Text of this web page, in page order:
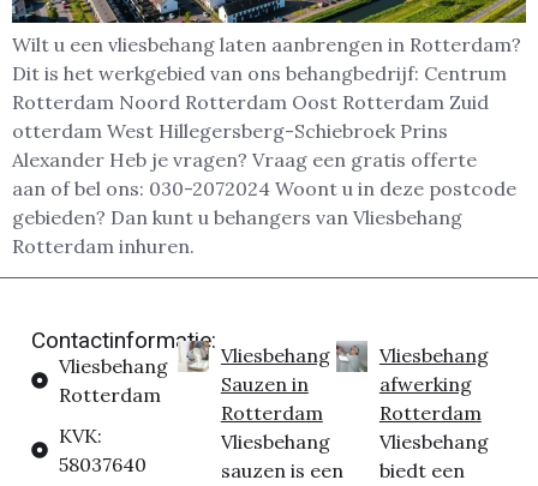
Wilt u een vliesbehang laten aanbrengen in Rotterdam?
Dit is het werkgebied van ons behangbedrijf: Centrum
Rotterdam Noord Rotterdam Oost Rotterdam Zuid
otterdam West Hillegersberg-Schiebroek Prins
Alexander Heb je vragen? Vraag een gratis offerte
aan of bel ons: 030-2072024 Woont u in deze postcode
gebieden? Dan kunt u behangers van Vliesbehang
Rotterdam inhuren.
Contactinformatie:
Vliesbehang
Rotterdam
KVK:
58037640
Vliesbehang
Sauzen in
Rotterdam
Vliesbehang
sauzen is een
Vliesbehang
afwerking
Rotterdam
Vliesbehang
biedt een